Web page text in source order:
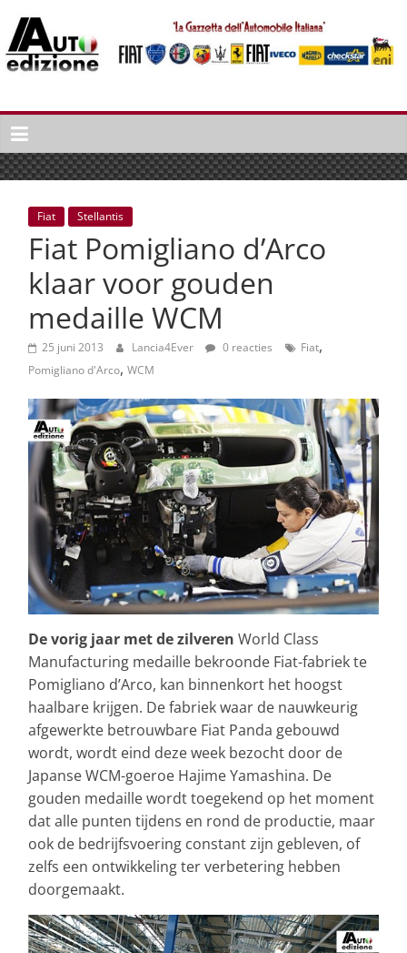
naar
inhoud
Auto
Edizione
La
Gazetta
dell'Automobile
Italiana
Italiaans
autonieuws
lifestyle
Fiat Stellantis
Fiat Pomigliano d’Arco
klaar voor gouden
medaille WCM
25 juni 2013 Lancia4Ever 0 reacties Fiat,
Pomigliano d'Arco, WCM
De vorig jaar met de zilveren World Class
Manufacturing medaille bekroonde Fiat-fabriek te
Pomigliano d’Arco, kan binnenkort het hoogst
haalbare krijgen. De fabriek waar de nauwkeurig
afgewerkte betrouwbare Fiat Panda gebouwd
wordt, wordt eind deze week bezocht door de
Japanse WCM-goeroe Hajime Yamashina. De
gouden medaille wordt toegekend op het moment
dat alle punten tijdens en rond de productie, maar
ook de bedrijfsvoering constant zijn gebleven, of
zelfs een ontwikkeling ter verbetering hebben
doorgemaakt.